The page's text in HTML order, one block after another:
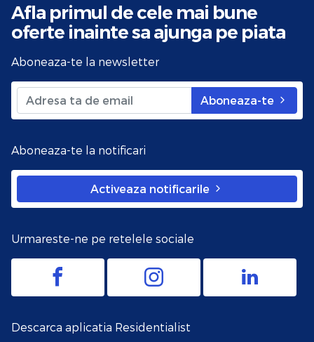
Afla primul de cele mai bune
oferte inainte sa ajunga pe piata
Aboneaza-te la newsletter
Aboneaza-te
Aboneaza-te la notificari
Activeaza notificarile
Urmareste-ne pe retelele sociale
Descarca aplicatia Residentialist